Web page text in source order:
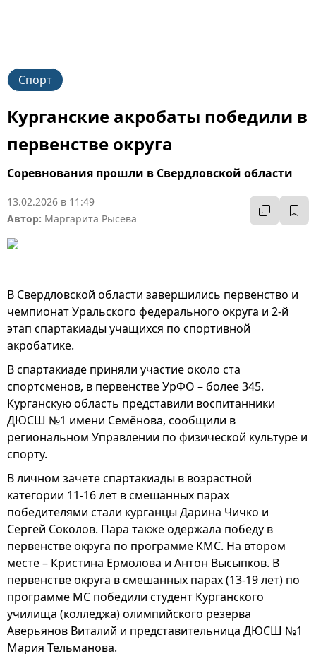
Спорт
Курганские акробаты победили в
первенстве округа
Соревнования прошли в Свердловской области
13.02.2026 в 11:49
Автор: Маргарита Рысева
В Свердловской области завершились первенство и
чемпионат Уральского федерального округа и 2-й
этап спартакиады учащихся по спортивной
акробатике.
В спартакиаде приняли участие около ста
спортсменов, в первенстве УрФО – более 345.
Курганскую область представили воспитанники
ДЮСШ №1 имени Семёнова, сообщили в
региональном Управлении по физической культуре и
спорту.
В личном зачете спартакиады в возрастной
категории 11-16 лет в смешанных парах
победителями стали курганцы Дарина Чичко и
Сергей Соколов. Пара также одержала победу в
первенстве округа по программе КМС. На втором
месте – Кристина Ермолова и Антон Высыпков. В
первенстве округа в смешанных парах (13-19 лет) по
программе МС победили студент Курганского
училища (колледжа) олимпийского резерва
Аверьянов Виталий и представительница ДЮСШ №1
Мария Тельманова.